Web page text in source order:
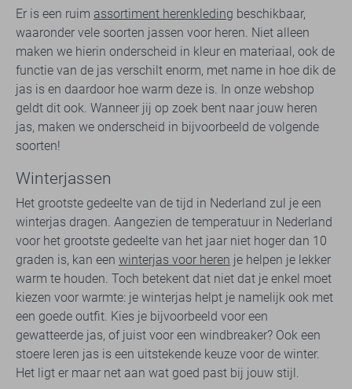
Er is een ruim assortiment herenkleding beschikbaar,
waaronder vele soorten jassen voor heren. Niet alleen
maken we hierin onderscheid in kleur en materiaal, ook de
functie van de jas verschilt enorm, met name in hoe dik de
jas is en daardoor hoe warm deze is. In onze webshop
geldt dit ook. Wanneer jij op zoek bent naar jouw heren
jas, maken we onderscheid in bijvoorbeeld de volgende
soorten!
Winterjassen
Het grootste gedeelte van de tijd in Nederland zul je een
winterjas dragen. Aangezien de temperatuur in Nederland
voor het grootste gedeelte van het jaar niet hoger dan 10
graden is, kan een winterjas voor heren je helpen je lekker
warm te houden. Toch betekent dat niet dat je enkel moet
kiezen voor warmte: je winterjas helpt je namelijk ook met
een goede outfit. Kies je bijvoorbeeld voor een
gewatteerde jas, of juist voor een windbreaker? Ook een
stoere leren jas is een uitstekende keuze voor de winter.
Het ligt er maar net aan wat goed past bij jouw stijl.